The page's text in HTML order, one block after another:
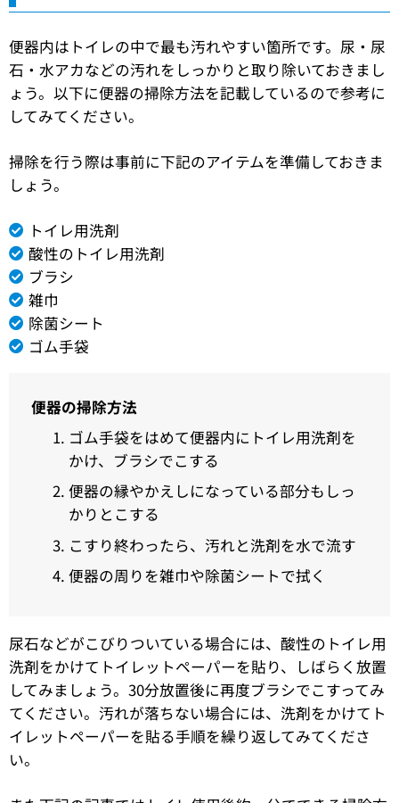
便器内はトイレの中で最も汚れやすい箇所です。尿・尿
石・水アカなどの汚れをしっかりと取り除いておきまし
ょう。以下に便器の掃除方法を記載しているので参考に
してみてください。
掃除を行う際は事前に下記のアイテムを準備しておきま
しょう。
トイレ用洗剤
酸性のトイレ用洗剤
ブラシ
雑巾
除菌シート
ゴム手袋
便器の掃除方法
ゴム手袋をはめて便器内にトイレ用洗剤を
かけ、ブラシでこする
便器の縁やかえしになっている部分もしっ
かりとこする
こすり終わったら、汚れと洗剤を水で流す
便器の周りを雑巾や除菌シートで拭く
尿石などがこびりついている場合には、酸性のトイレ用
洗剤をかけてトイレットペーパーを貼り、しばらく放置
してみましょう。30分放置後に再度ブラシでこすってみ
てください。汚れが落ちない場合には、洗剤をかけてト
イレットペーパーを貼る手順を繰り返してみてくださ
い。